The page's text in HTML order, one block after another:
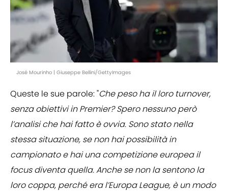
José Mourinho | Giuseppe Bellini/GettyImages
Queste le sue parole: "Che peso ha il loro turnover,
senza obiettivi in Premier? Spero nessuno però
l’analisi che hai fatto è ovvia. Sono stato nella
stessa situazione, se non hai possibilità in
campionato e hai una competizione europea il
focus diventa quella. Anche se non la sentono la
loro coppa, perché era l’Europa League, è un modo